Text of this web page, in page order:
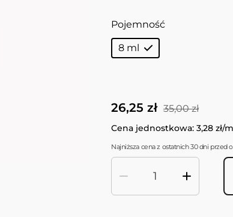
Pojemność
8 ml
35,00 zł
26,25 zł
Cena jednostkowa: 3,28 zł/
Najniższa cena z ostatnich 30 dni przed